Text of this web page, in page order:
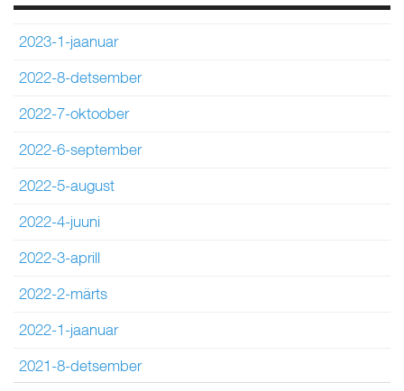
2023-1-jaanuar
2022-8-detsember
2022-7-oktoober
2022-6-september
2022-5-august
2022-4-juuni
2022-3-aprill
2022-2-märts
2022-1-jaanuar
2021-8-detsember